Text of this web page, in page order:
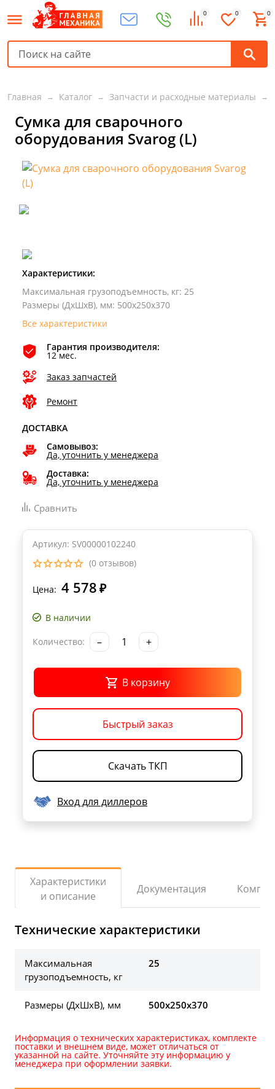
0 0 0
Главная Каталог Запчасти и расходные материалы
Сумка для сварочного
оборудования Svarog (L)
Характеристики:
Максимальная грузоподъемность, кг: 25
Размеры (ДхШхВ), мм: 500х250х370
Все характеристики
Гарантия производителя:
12 мес.
Заказ запчастей
Ремонт
ДОСТАВКА
Самовывоз:
Да, уточнить у менеджера
Доставка:
Да, уточнить у менеджера
Сравнить
Артикул: SV00000102240
(0 отзывов)
Цена: 4 578 ₽
В наличии
Количество: – +
В корзину
Быстрый заказ
Скачать ТКП
Вход для диллеров
Характеристики
и описание
Документация
Технические характеристики
Максимальная
грузоподъемность, кг
25
Размеры (ДхШхВ), мм 500х250х370
Информация о технических характеристиках, комплекте
поставки и внешнем виде, может отличаться от
указанной на сайте. Уточняйте эту информацию у
менеджера при оформлении заявки.